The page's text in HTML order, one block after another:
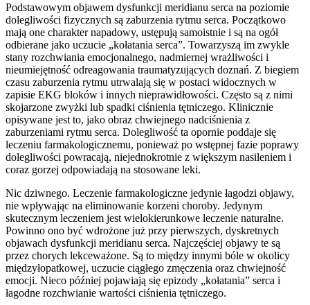
Podstawowym objawem dysfunkcji meridianu serca na poziomie
dolegliwości fizycznych są zaburzenia rytmu serca. Początkowo
mają one charakter napadowy, ustępują samoistnie i są na ogół
odbierane jako uczucie „kołatania serca”. Towarzyszą im zwykle
stany rozchwiania emocjonalnego, nadmiernej wrażliwości i
nieumiejętność odreagowania traumatyzujących doznań. Z biegiem
czasu zaburzenia rytmu utrwalają się w postaci widocznych w
zapisie EKG bloków i innych nieprawidłowości. Często są z nimi
skojarzone zwyżki lub spadki ciśnienia tętniczego. Klinicznie
opisywane jest to, jako obraz chwiejnego nadciśnienia z
zaburzeniami rytmu serca. Dolegliwość ta opornie poddaje się
leczeniu farmakologicznemu, ponieważ po wstępnej fazie poprawy
dolegliwości powracają, niejednokrotnie z większym nasileniem i
coraz gorzej odpowiadają na stosowane leki.
Nic dziwnego. Leczenie farmakologiczne jedynie łagodzi objawy,
nie wpływając na eliminowanie korzeni choroby. Jedynym
skutecznym leczeniem jest wielokierunkowe leczenie naturalne.
Powinno ono być wdrożone już przy pierwszych, dyskretnych
objawach dysfunkcji meridianu serca. Najczęściej objawy te są
przez chorych lekceważone. Są to między innymi bóle w okolicy
międzyłopatkowej, uczucie ciągłego zmęczenia oraz chwiejność
emocji. Nieco później pojawiają się epizody „kołatania” serca i
łagodne rozchwianie wartości ciśnienia tętniczego.